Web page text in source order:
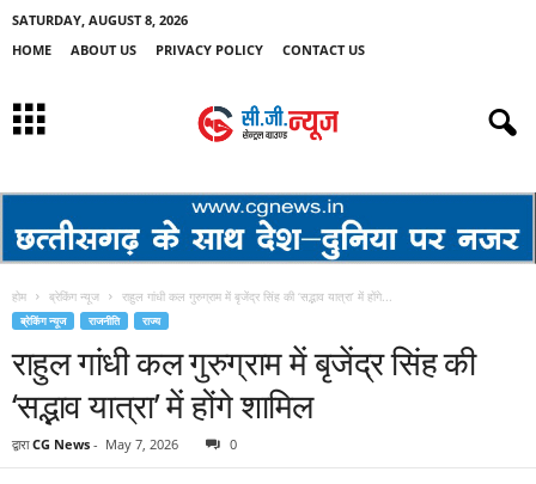
SATURDAY, AUGUST 8, 2026
HOME
ABOUT US PRIVACY POLICY CONTACT US
होम ब्रेकिंग न्यूज राहुल गांधी कल गुरुग्राम में बृजेंद्र सिंह की ‘सद्भाव यात्रा’ में होंगे...
ब्रेकिंग न्यूज राजनीति राज्य
राहुल गांधी कल गुरुग्राम में बृजेंद्र सिंह की
‘सद्भाव यात्रा’ में होंगे शामिल
द्वारा CG News - May 7, 2026 0